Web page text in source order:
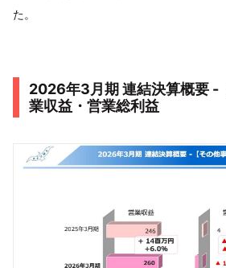
た。
2026年3月期 連結決算概要 -
業収益・営業総利益